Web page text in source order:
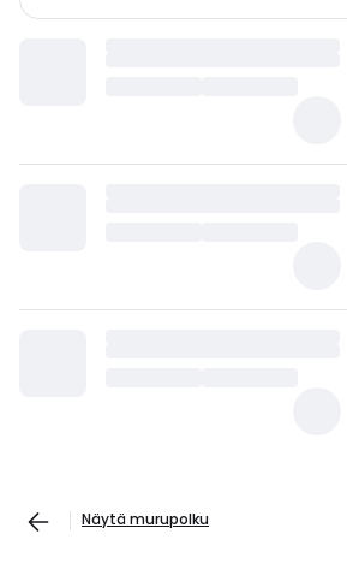
Näytä murupolku